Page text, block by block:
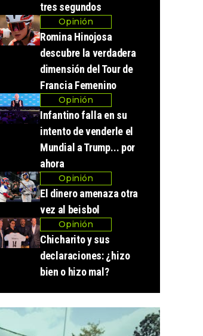
tres segundos
Opinión
Romina Hinojosa
descubre la verdadera
dimensión del Tour de
Francia Femenino
Opinión
Infantino falla en su
intento de venderle el
Mundial a Trump... por
ahora
Opinión
El dinero amenaza otra
vez al beisbol
Opinión
Chicharito y sus
declaraciones: ¿hizo
bien o hizo mal?